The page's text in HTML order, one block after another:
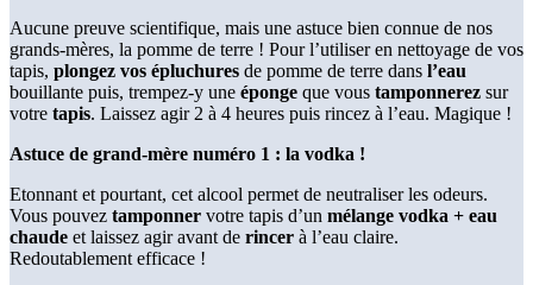
Aucune preuve scientifique, mais une astuce bien connue de nos
grands-mères, la pomme de terre ! Pour l’utiliser en nettoyage de vos
tapis, plongez vos épluchures de pomme de terre dans l’eau
bouillante puis, trempez-y une éponge que vous tamponnerez sur
votre tapis. Laissez agir 2 à 4 heures puis rincez à l’eau. Magique !
Astuce de grand-mère numéro 1 : la vodka !
Etonnant et pourtant, cet alcool permet de neutraliser les odeurs.
Vous pouvez tamponner votre tapis d’un mélange vodka + eau
chaude et laissez agir avant de rincer à l’eau claire.
Redoutablement efficace !